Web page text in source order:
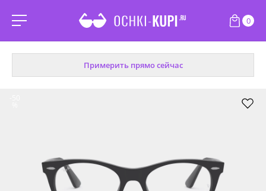
0
Примерить прямо сейчас